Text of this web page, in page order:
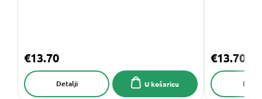
€13.70
U košaricu
Detalji
€13.70